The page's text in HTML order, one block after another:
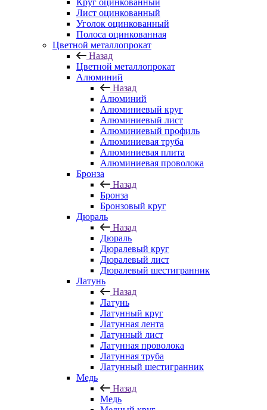
Круг оцинкованный
Лист оцинкованный
Уголок оцинкованный
Полоса оцинкованная
Цветной металлопрокат
Назад
Цветной металлопрокат
Алюминий
Назад
Алюминий
Алюминиевый круг
Алюминиевый лист
Алюминиевый профиль
Алюминиевая труба
Алюминиевая плита
Алюминиевая проволока
Бронза
Назад
Бронза
Бронзовый круг
Дюраль
Назад
Дюраль
Дюралевый круг
Дюралевый лист
Дюралевый шестигранник
Латунь
Назад
Латунь
Латунный круг
Латунная лента
Латунный лист
Латунная проволока
Латунная труба
Латунный шестигранник
Медь
Назад
Медь